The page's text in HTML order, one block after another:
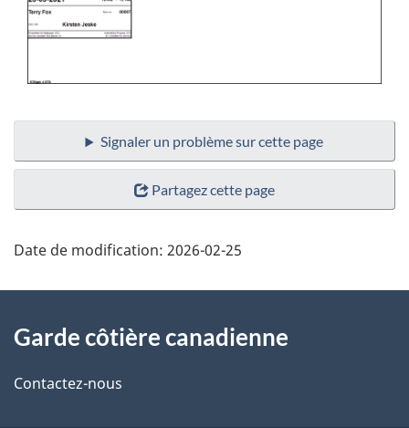
Signaler un problème sur cette page
Partagez cette page
Date de modification: 2026-02-25
propos
de
Garde côtière canadienne
Contactez-nous